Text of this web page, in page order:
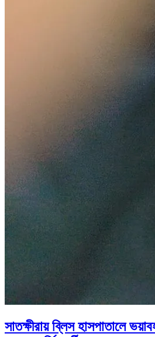
সাতক্ষীরায় ব্লিস হাসপাতালে